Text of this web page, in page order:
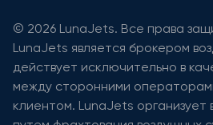
© 2026 LunaJets. Все права
LunaJets является брокером
действует исключительно в
между сторонними
клиентом. LunaJets организует